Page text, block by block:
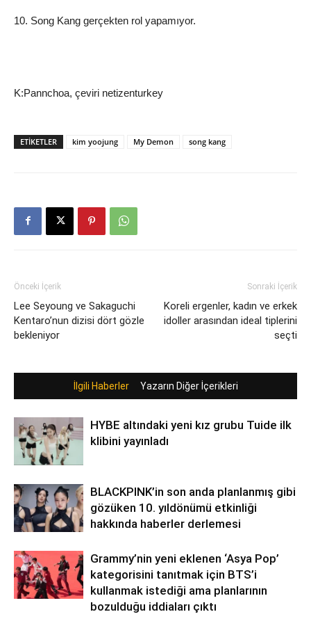
10. Song Kang gerçekten rol yapamıyor.
K:Pannchoa, çeviri netizenturkey
ETIKETLER kim yoojung My Demon song kang
Önceki İçerik
Lee Seyoung ve Sakaguchi
Kentaro’nun dizisi dört gözle
bekleniyor
Sonraki İçerik
Koreli ergenler, kadın ve erkek
idoller arasından ideal tiplerini
seçti
İlgili Haberler Yazarın Diğer İçerikleri
HYBE altındaki yeni kız grubu Tuide ilk
klibini yayınladı
BLACKPINK’in son anda planlanmış gibi
gözüken 10. yıldönümü etkinliği
hakkında haberler derlemesi
Grammy’nin yeni eklenen ‘Asya Pop’
kategorisini tanıtmak için BTS’i
kullanmak istediği ama planlarının
bozulduğu iddiaları çıktı